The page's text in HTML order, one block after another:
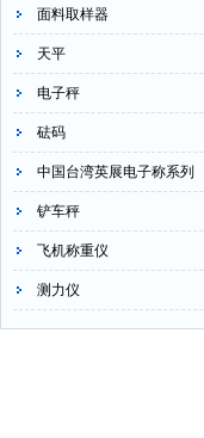
面料取样器
天平
电子秤
砝码
中国台湾英展电子称系列
铲车秤
飞机称重仪
测力仪